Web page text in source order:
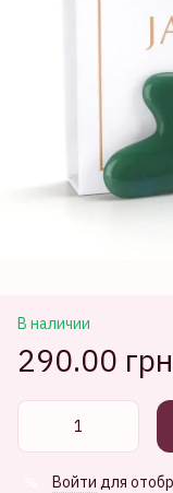
В наличии
290.00 грн
Войти для